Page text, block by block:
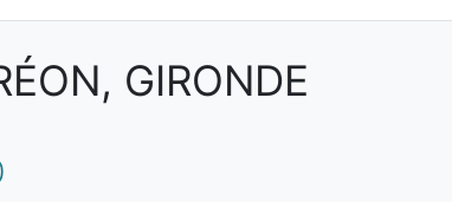
GIRONDE